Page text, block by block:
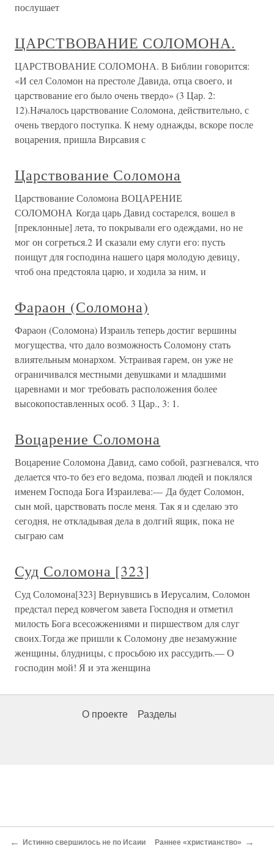
послушает
ЦАРСТВОВАНИЕ СОЛОМОНА.
ЦАРСТВОВАНИЕ СОЛОМОНА. В Библии говорится:
«И сел Соломон на престоле Давида, отца своего, и
царствование его было очень твердо» (3 Цар. 2:
12).Началось царствование Соломона, действительно, с
очень твердого поступка. К нему однажды, вскоре после
воцарения, пришла Вирсавия с
Царствование Соломона
Царствование Соломона ВОЦАРЕНИЕ
СОЛОМОНА Когда царь Давид состарелся, вошел в
[преклонные] лета, то покрывали его одеждами, но не
мог он согреться.2 И сказали ему слуги его: пусть
поищут для господина нашего царя молодую девицу,
чтоб она предстояла царю, и ходила за ним, и
Фараон (Соломона)
Фараон (Соломона) Израиль теперь достиг вершины
могущества, что дало возможность Соломону стать
влиятельным монархом. Устраивая гарем, он уже не
ограничивался местными девушками и младшими
царевнами и мог требовать расположения более
высокопоставленных особ. 3 Цар., 3: 1.
Воцарение Соломона
Воцарение Соломона Давид, само собой, разгневался, что
делается что-то без его ведома, позвал людей и поклялся
именем Господа Бога Израилева:— Да будет Соломон,
сын мой, царствовать после меня. Так я и сделаю это
сегодня, не откладывая дела в долгий ящик, пока не
сыграю сам
Суд Соломона [323]
Суд Соломона[323] Вернувшись в Иерусалим, Соломон
предстал перед ковчегом завета Господня и отметил
милость Бога всесожжениями и пиршеством для слуг
своих.Тогда же пришли к Соломону две незамужние
женщины, блудницы, с просьбою их рассудить.— О
господин мой! Я и эта женщина
О проекте Разделы
← Истинно свершилось не по Исаии Раннее «христианство» →